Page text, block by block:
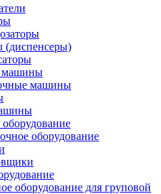
(диспенсеры)
машины
машины
оборудование
оборудование для груповой